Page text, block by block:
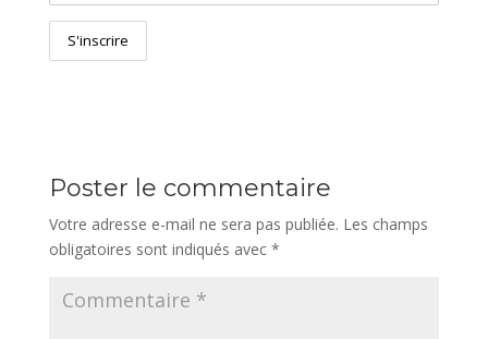
Poster le commentaire
Votre adresse e-mail ne sera pas publiée. Les champs
obligatoires sont indiqués avec *